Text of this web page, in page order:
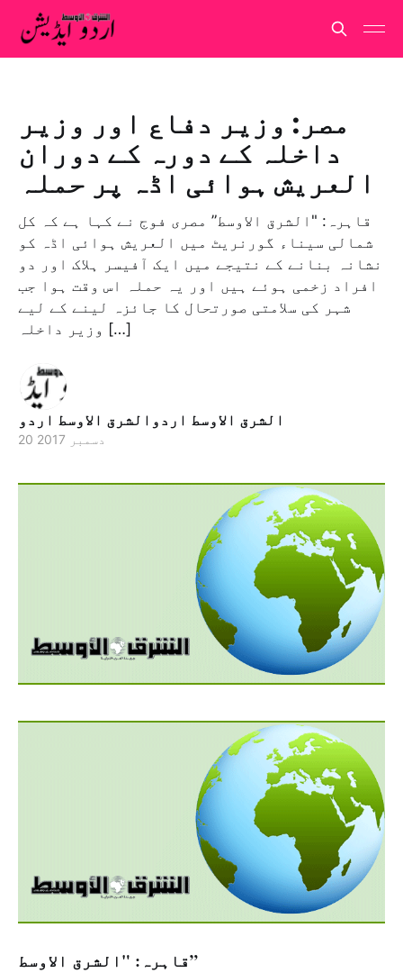
مصر: وزیر دفاع اور وزیر
داخلہ کے دورہ کے دوران
العریش ہوائی اڈہ پر حملہ
قاہرہ: "الشرق الاوسط” مصری فوج نے کہا ہے کہ کل
شمالی سیناء گورنریٹ میں العریش ہوائی اڈہ کو
نشانہ بنانے کے نتیجے میں ایک آفیسر ہلاک اور دو
افراد زخمی ہوئے ہیں اور یہ حملہ اس وقت ہوا جب
شہر کی سلامتی صورتحال کا جائزہ لینے کے لیے
وزیر داخلہ […]
الشرق الاوسط اردوالشرق الاوسط اردو
20 دسمبر 2017
قاہرہ: "الشرق الاوسط”